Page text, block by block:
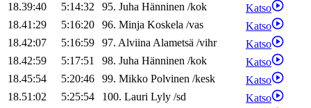
18.39:40
5:14:32 95. Juha Hänninen /kok
Katso
18.41:29
5:16:20 96. Minja Koskela /vas
Katso
18.42:07
5:16:59 97. AlviinaAlametsä /vihr
Katso
18.42:59
5:17:51 98. Juha Hänninen /kok
Katso
18.45:54
5:20:46 99. Mikko Polvinen /kesk
Katso
18.51:02
5:25:54 100. Lauri Lyly /sd
Katso